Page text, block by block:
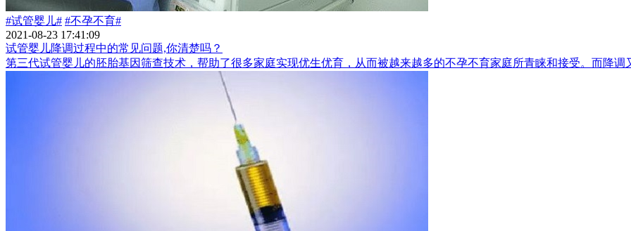
#试管婴儿# #不孕不育#
2021-08-23 17:41:09
试管婴儿降调过程中的常见问题,你清楚吗？
第三代试管婴儿的胚胎基因筛查技术，帮助了很多家庭实现优生优育，从而被越来越多的不孕不育家庭所青睐和接受。而降调